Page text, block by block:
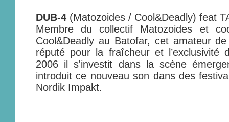
DUB-4 (Matozoides / Cool&Deadly) feat
Membre du collectif Matozoides et
Cool&Deadly au Batofar, cet amateur
réputé pour la fraîcheur et l’exclusivité
2006 il s'investit dans la scène
introduit ce nouveau son dans des
Nordik Impakt.